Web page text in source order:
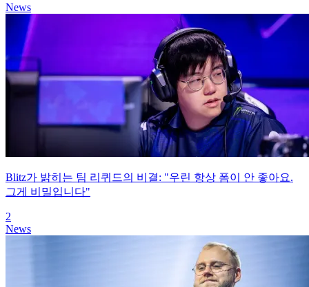
News
Blitz가 밝히는 팀 리퀴드의 비결: "우린 항상 폼이 안 좋아요.
그게 비밀입니다"
2
News